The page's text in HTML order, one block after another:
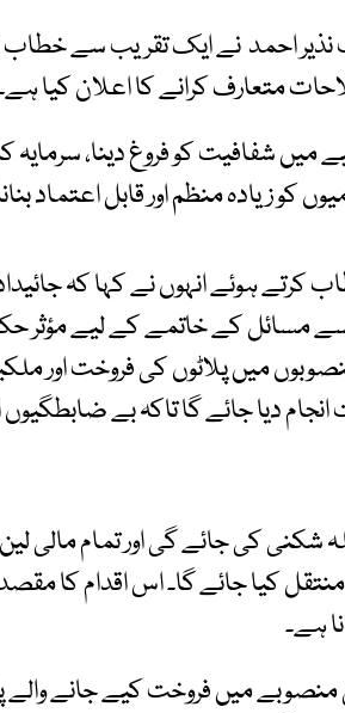
احمد نے ایک تقریب سے خطاب
متعارف کرانے کا اعلان کیا
میں شفافیت کو فروغ دینا، سرمایہ
کو زیادہ منظم اور قابل اعتماد
کرتے ہوئے انہوں نے کہا کہ
جیسے مسائل کے خاتمے کے لیے
میں پلاٹوں کی فروخت اور
دیا جائے گا تاکہ بے ضابطگیوں
شکنی کی جائے گی اور تمام مالی
کیا جائے گا۔ اس اقدام کا
ہے۔
منصوبے میں فروخت کیے جانے والے